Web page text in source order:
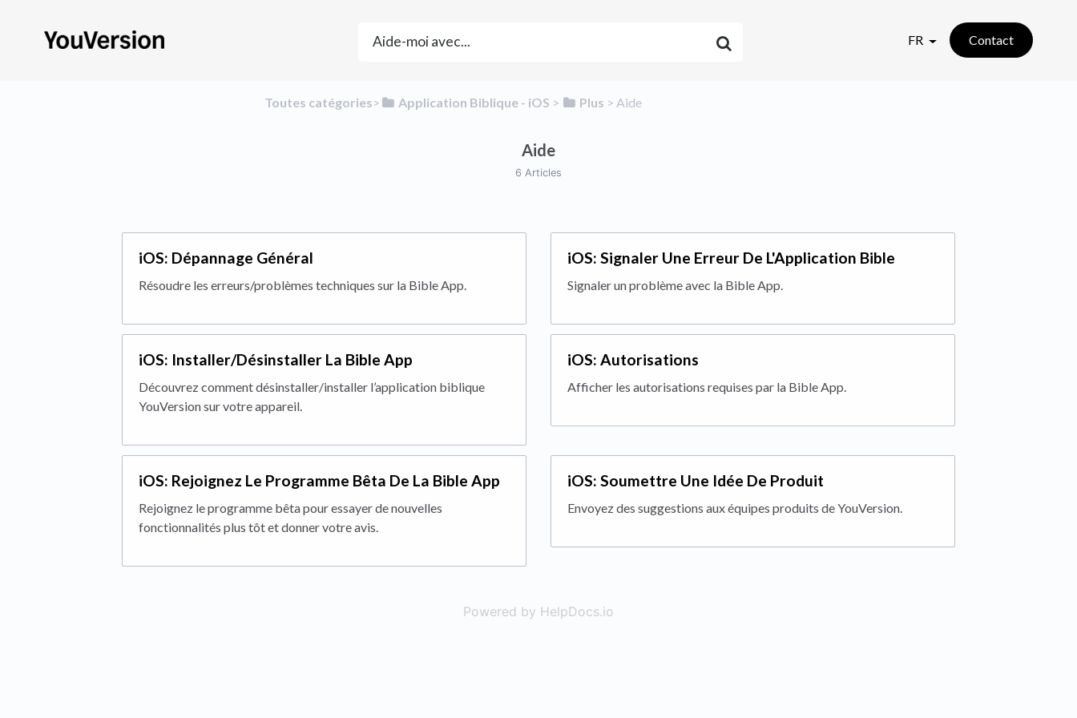
FR Contact
Toutes catégories​>​ ​Application Biblique - iOS ​ > ​ ​Plus ​ > ​ ​Aide
Aide
6 Articles
iOS: Dépannage Général
Résoudre les erreurs/problèmes techniques sur la Bible App.
iOS: Signaler Une Erreur De L'Application Bible
Signaler un problème avec la Bible App.
iOS: Installer/Désinstaller La Bible App
Découvrez comment désinstaller/installer l’application biblique
YouVersion sur votre appareil.
iOS: Autorisations
Afficher les autorisations requises par la Bible App.
iOS: Rejoignez Le Programme Bêta De La Bible App
Rejoignez le programme bêta pour essayer de nouvelles
fonctionnalités plus tôt et donner votre avis.
iOS: Soumettre Une Idée De Produit
Envoyez des suggestions aux équipes produits de YouVersion.
Powered by HelpDocs.io